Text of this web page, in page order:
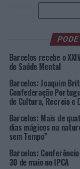
estilista Rita Sá
jovens talentos
todos eles com
Tendo em conta a
tem por base a
Este evento
internacional de
Spotlight New
cofinanciado pelo
PODE
Barcelos recebe o
de Saúde Mental
Barcelos: Joaquim
Confederação
de Cultura, Recreio e
Barcelos: Mais de
dias mágicos na
sem Tempo”
Barcelos:
30 de maio no IPCA